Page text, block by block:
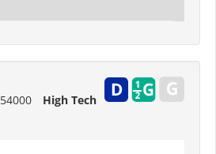
54000
High Tech